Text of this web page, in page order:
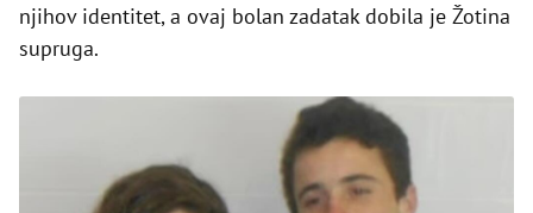
njihov identitet, a ovaj bolan zadatak dobila je Žotina
supruga.